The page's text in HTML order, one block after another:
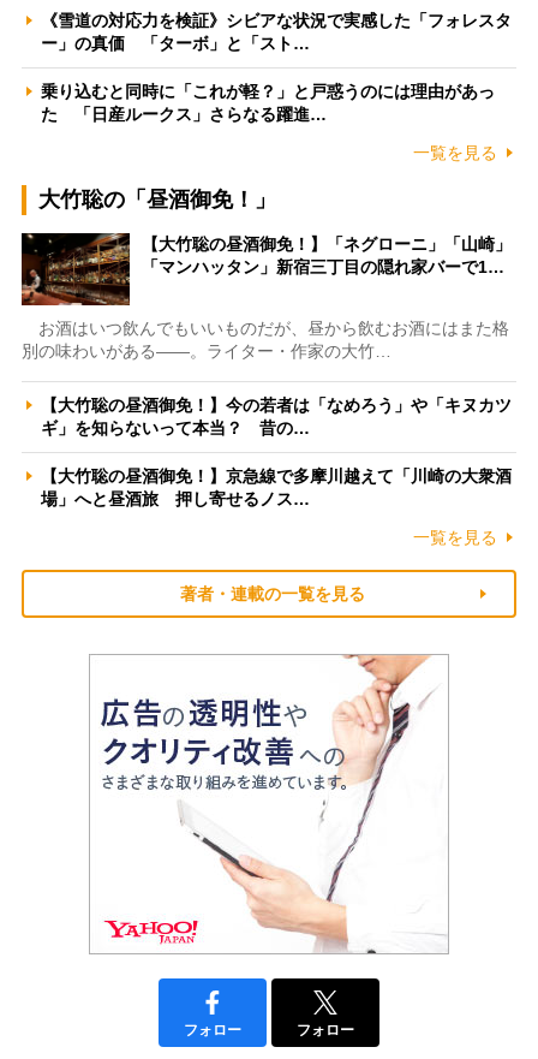
《雪道の対応力を検証》シビアな状況で実感した「フォレスタ
ー」の真価 「ターボ」と「スト…
乗り込むと同時に「これが軽？」と戸惑うのには理由があっ
た 「日産ルークス」さらなる躍進…
一覧を見る
大竹聡の「昼酒御免！」
【大竹聡の昼酒御免！】「ネグローニ」「山崎」
「マンハッタン」新宿三丁目の隠れ家バーで1…
お酒はいつ飲んでもいいものだが、昼から飲むお酒にはまた格
別の味わいがある――。ライター・作家の大竹…
【大竹聡の昼酒御免！】今の若者は「なめろう」や「キヌカツ
ギ」を知らないって本当？ 昔の…
【大竹聡の昼酒御免！】京急線で多摩川越えて「川崎の大衆酒
場」へと昼酒旅 押し寄せるノス…
一覧を見る
著者・連載の一覧を見る
フォロー フォロー